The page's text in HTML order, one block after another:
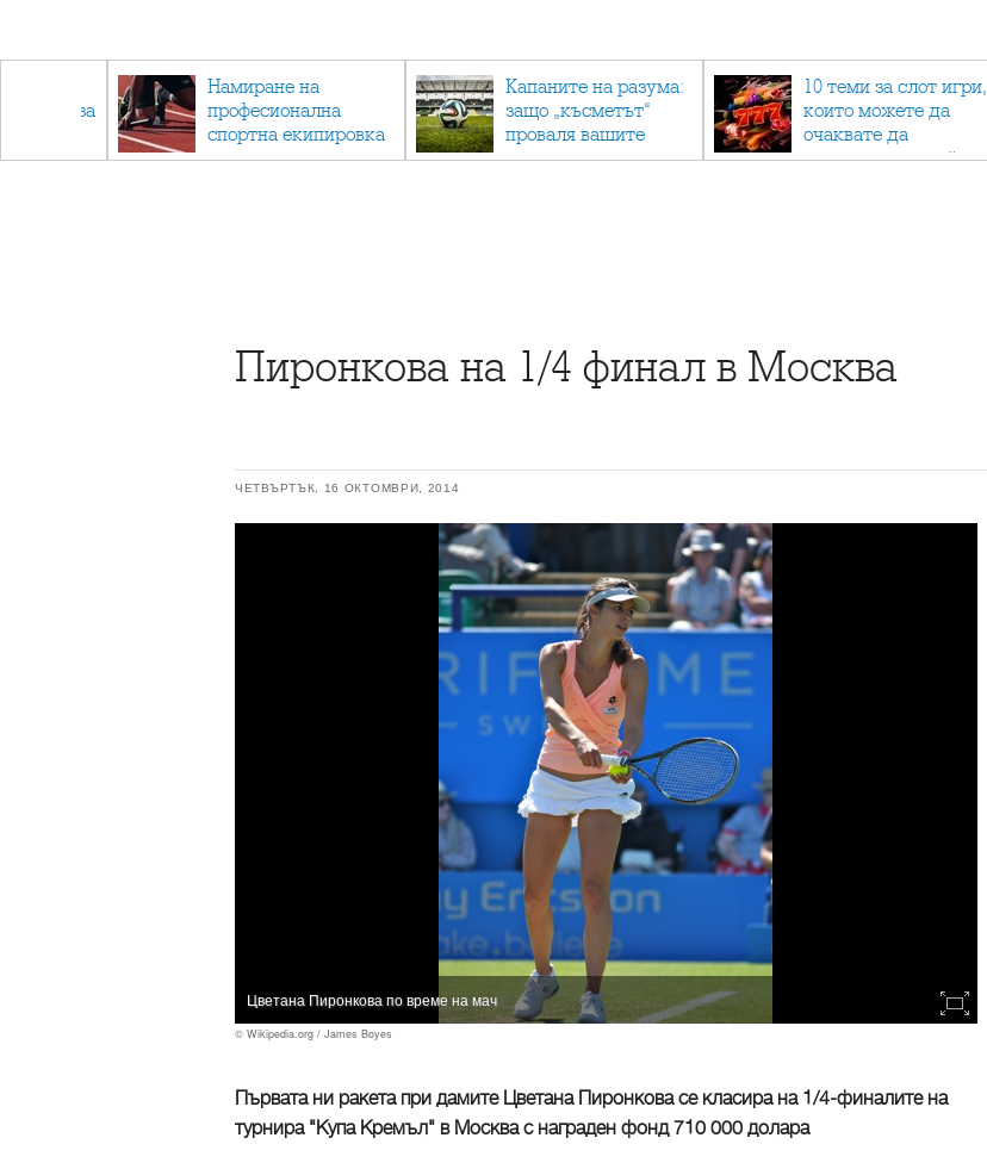
за
Намиране на
професионална
спортна екипировка
за мъже за различни
Капаните на разума:
защо „късметът“
проваля вашите
прогнози мачове и
10 теми за слот игри,
които можете да
очаквате да
намерите в онлайн
Пиронкова на 1/4 финал в Москва
ЧЕТВЪРТЪК, 16 ОКТОМВРИ, 2014
Цветана Пиронкова по време на мач
© Wikipedia.org / James Boyes
Първата ни ракета при дамите Цветана Пиронкова се класира на 1/4-финалите на
турнира "Купа Кремъл" в Москва с награден фонд 710 000 долара